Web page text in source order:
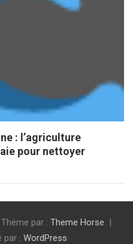
: l’agriculture
pour nettoyer
Thème par : Theme Horse
par : WordPress